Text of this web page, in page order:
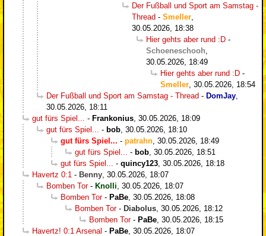
Der Fußball und Sport am Samstag -
Thread - Smeller
30.05.2026, 18:38
Hier gehts aber rund :D -
Schoeneschooh
30.05.2026, 18:49
Hier gehts aber rund :D -
Smeller 30.05.2026, 18:54
Der Fußball und Sport am Samstag - Thread - DomJay
30.05.2026, 18:11
gut fürs Spiel...
- Frankonius 30.05.2026, 18:09
gut fürs Spiel...
- bob 30.05.2026, 18:10
gut fürs Spiel... - patrahn 30.05.2026, 18:49
gut fürs Spiel...
- bob 30.05.2026, 18:51
gut fürs Spiel...
- quincy123 30.05.2026, 18:18
Havertz 0:1 - Benny 30.05.2026, 18:07
Bomben Tor- Knolli 30.05.2026, 18:07
Bomben Tor- PaBe 30.05.2026, 18:08
Bomben Tor- Diabolus 30.05.2026, 18:12
Bomben Tor- PaBe 30.05.2026, 18:15
Havertz! 0:1 Arsenal - PaBe 30.05.2026, 18:07